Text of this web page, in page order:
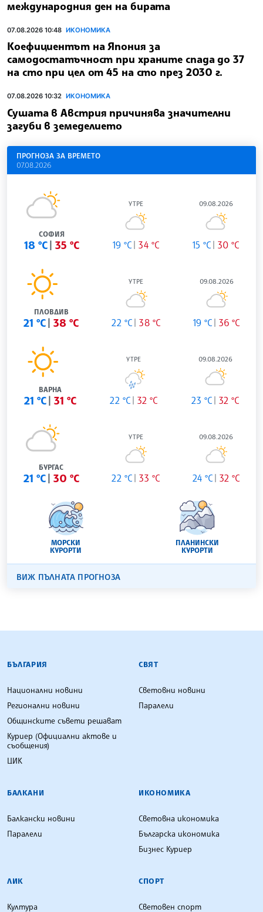
международния ден на бирата
07.08.2026 10:48 ИКОНОМИКА
Коефициентът на Япония за
самодостатъчност при храните спада до 37
на сто при цел от 45 на сто през 2030 г.
07.08.2026 10:32 ИКОНОМИКА
Сушата в Австрия причинява значителни
загуби в земеделието
ПРОГНОЗА ЗА ВРЕМЕТО
07.08.2026
СОФИЯ
18 °C 35 °C
УТРЕ
19 °C 34 °C
09.08.2026
15 °C 30 °C
ПЛОВДИВ
21 °C 38 °C
УТРЕ
22 °C 38 °C
09.08.2026
19 °C 36 °C
ВАРНА
21 °C 31 °C
УТРЕ
22 °C 32 °C
09.08.2026
23 °C 32 °C
БУРГАС
21 °C 30 °C
УТРЕ
22 °C 33 °C
09.08.2026
24 °C 32 °C
МОРСКИ
КУРОРТИ
ПЛАНИНСКИ
КУРОРТИ
ВИЖ ПЪЛНАТА ПРОГНОЗА
БЪЛГАРСКА ТЕЛЕГРАФНА АГЕНЦИЯ
БЪЛГАРИЯ
Национални новини
Регионални новини
Общинските съвети решават
Куриер (Официални актове и
съобщения)
ЦИК
СВЯТ
Световни новини
Паралели
БАЛКАНИ
Балкански новини
Паралели
ИКОНОМИКА
Световна икономика
Българска икономика
Бизнес Куриер
ЛИК
Култура
СПОРТ
Световен спорт